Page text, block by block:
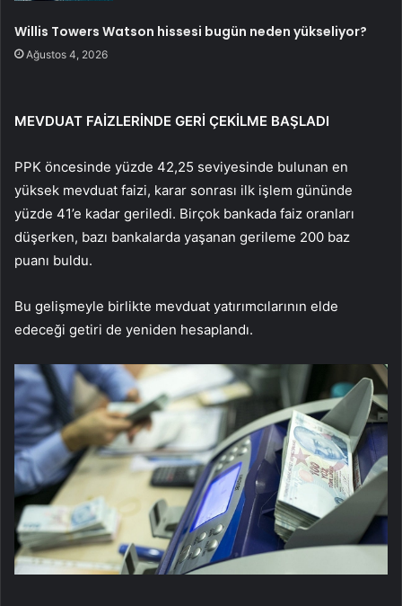
Willis Towers Watson hissesi bugün neden yükseliyor?
Ağustos 4, 2026
MEVDUAT FAİZLERİNDE GERİ ÇEKİLME BAŞLADI
PPK öncesinde yüzde 42,25 seviyesinde bulunan en
yüksek mevduat faizi, karar sonrası ilk işlem gününde
yüzde 41’e kadar geriledi. Birçok bankada faiz oranları
düşerken, bazı bankalarda yaşanan gerileme 200 baz
puanı buldu.
Bu gelişmeyle birlikte mevduat yatırımcılarının elde
edeceği getiri de yeniden hesaplandı.